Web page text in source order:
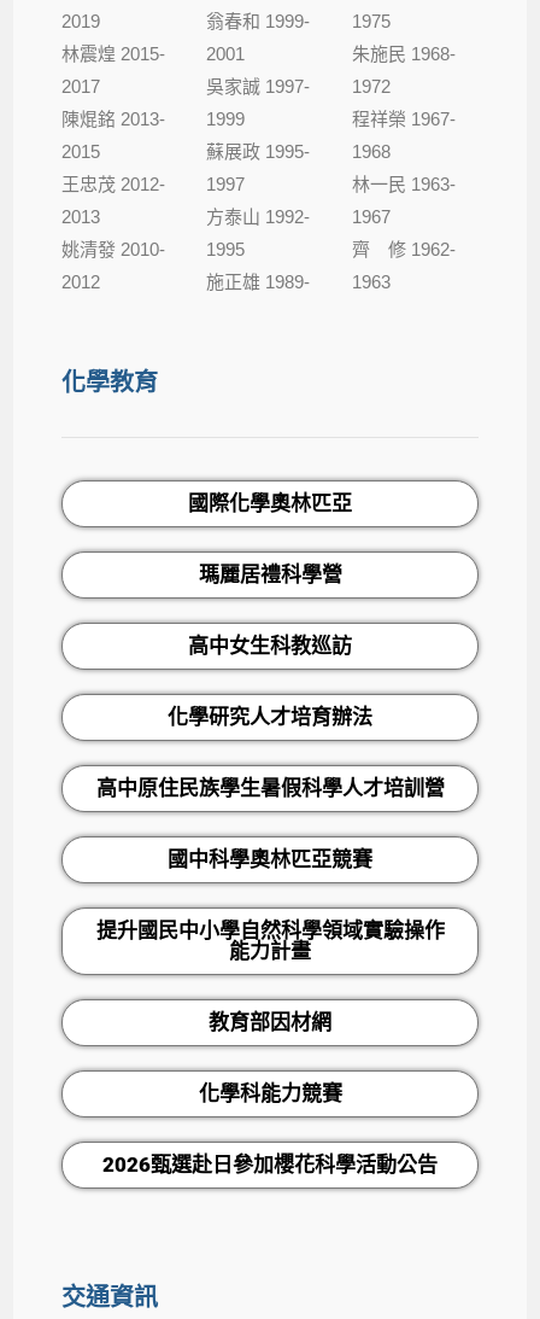
2019
林震煌 2015-
2017
陳焜銘 2013-
2015
王忠茂 2012-
2013
姚清發 2010-
2012
翁春和 1999-
2001
吳家誠 1997-
1999
蘇展政 1995-
1997
方泰山 1992-
1995
施正雄 1989-
1975
朱施民 1968-
1972
程祥榮 1967-
1968
林一民 1963-
1967
齊 修 1962-
1963
化學教育
國際化學奧林匹亞
瑪麗居禮科學營
高中女生科教巡訪
化學研究人才培育辦法
高中原住民族學生暑假科學人才培訓營
國中科學奧林匹亞競賽
提升國民中小學自然科學領域實驗操作
能力計畫
教育部因材網
化學科能力競賽
2026甄選赴日參加櫻花科學活動公告
交通資訊